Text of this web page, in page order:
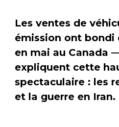
Les ventes de
émission ont bondi
en mai au Canada
expliquent cette
spectaculaire : les
et la guerre en Iran.